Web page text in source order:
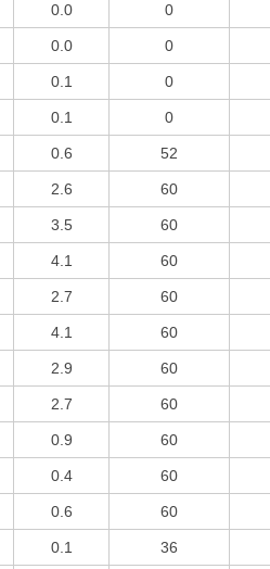
0.0 0
0.0 0
0.1 0
0.1 0
0.6 52
2.6 60
3.5 60
4.1 60
2.7 60
4.1 60
2.9 60
2.7 60
0.9 60
0.4 60
0.6 60
0.1 36